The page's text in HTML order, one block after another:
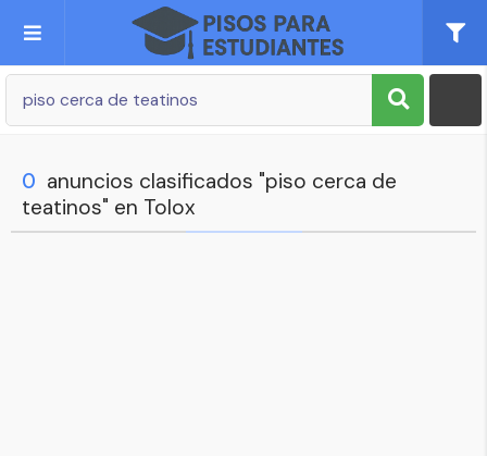
Publica tu Anuncio
Mi cuenta
0 anuncios clasificados "piso cerca de
teatinos" en Tolox